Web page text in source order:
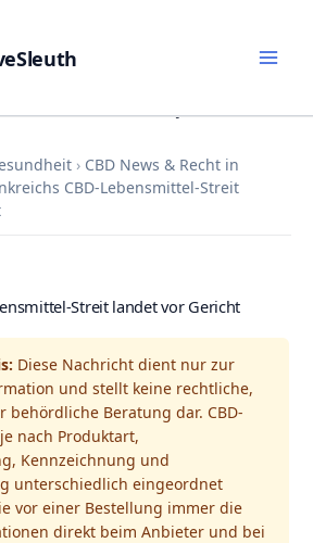
› CBD News & Recht in
CBD-Lebensmittel-Streit
Streit landet vor Gericht
Diese Nachricht dient nur zur
und stellt keine rechtliche,
behördliche Beratung dar. CBD-
nach Produktart,
Kennzeichnung und
unterschiedlich eingeordnet
vor einer Bestellung immer die
direkt beim Anbieter und bei